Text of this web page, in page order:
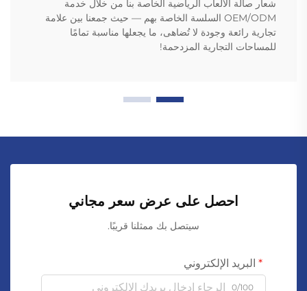
شعار صالة الألعاب الرياضية الخاصة بنا من خلال خدمة
OEM/ODM السلسة الخاصة بهم — حيث جمعنا بين علامة
تجارية رائعة وجودة لا تُضاهى، ما يجعلها مناسبة تمامًا
للمساحات التجارية المزدحمة!
احصل على عرض سعر مجاني
سيتصل بك ممثلنا قريبًا.
البريد الإلكتروني
0/100